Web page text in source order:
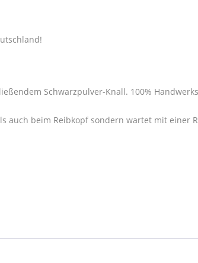
Schwarzpulver-Knall. 100%
auch beim Reibkopf sondern wartet mit einer